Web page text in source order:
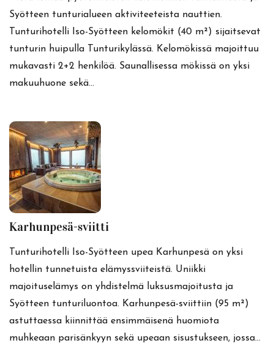
Syötteen tunturialueen aktiviteeteista nauttien.
Tunturihotelli Iso-Syötteen kelomökit (40 m²) sijaitsevat
tunturin huipulla Tunturikylässä. Kelomökissä majoittuu
mukavasti 2+2 henkilöä. Saunallisessa mökissä on yksi
makuuhuone sekä…
Karhunpesä-sviitti
Tunturihotelli Iso-Syötteen upea Karhunpesä on yksi
hotellin tunnetuista elämyssviiteistä. Uniikki
majoituselämys on yhdistelmä luksusmajoitusta ja
Syötteen tunturiluontoa. Karhunpesä-sviittiin (95 m²)
astuttaessa kiinnittää ensimmäisenä huomiota
muhkeaan parisänkyyn sekä upeaan sisustukseen, jossa…